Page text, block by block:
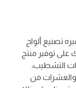
تصنيع ألواح
على توفير منتج
التشطيب،
والعشرات من